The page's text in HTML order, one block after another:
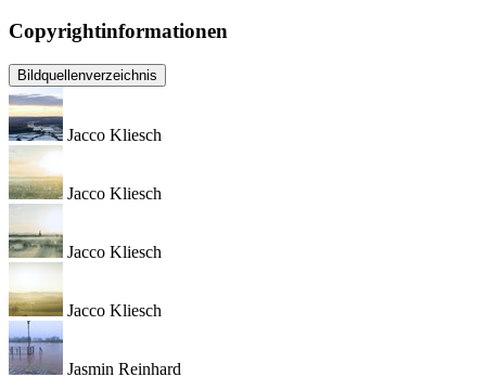
Copyrightinformationen
Bildquellenverzeichnis
Jacco Kliesch
Jacco Kliesch
Jacco Kliesch
Jacco Kliesch
Jasmin Reinhard